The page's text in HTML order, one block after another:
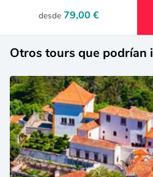
desde 79,00 €
Otros tours que podrían